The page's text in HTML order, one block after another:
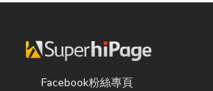
濕氣會躲進看
不到的地方持
續發酵。常見
食；陽台、庭
Facebook粉絲專頁